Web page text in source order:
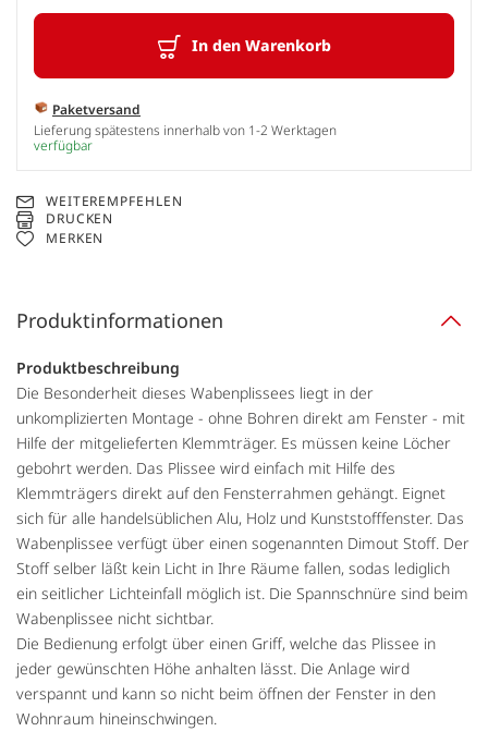
In den Warenkorb
Paketversand
Lieferung spätestens innerhalb von 1-2 Werktagen
verfügbar
WEITEREMPFEHLEN
DRUCKEN
MERKEN
Produktinformationen
Produktbeschreibung
Die Besonderheit dieses Wabenplissees liegt in der
unkomplizierten Montage - ohne Bohren direkt am Fenster - mit
Hilfe der mitgelieferten Klemmträger. Es müssen keine Löcher
gebohrt werden. Das Plissee wird einfach mit Hilfe des
Klemmträgers direkt auf den Fensterrahmen gehängt. Eignet
sich für alle handelsüblichen Alu, Holz und Kunststofffenster. Das
Wabenplissee verfügt über einen sogenannten Dimout Stoff. Der
Stoff selber läßt kein Licht in Ihre Räume fallen, sodas lediglich
ein seitlicher Lichteinfall möglich ist. Die Spannschnüre sind beim
Wabenplissee nicht sichtbar.
Die Bedienung erfolgt über einen Griff, welche das Plissee in
jeder gewünschten Höhe anhalten lässt. Die Anlage wird
verspannt und kann so nicht beim öffnen der Fenster in den
Wohnraum hineinschwingen.